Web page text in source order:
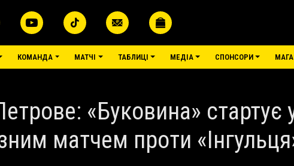
КОМАНДА МАТЧІ ТАБЛИЦІ МЕДІА СПОНСОРИ
«Буковина» стартує
матчем проти